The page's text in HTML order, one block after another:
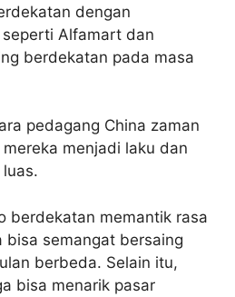
dengan
Alfamart dan
berdekatan pada masa
pedagang China zaman
menjadi laku dan
berdekatan memantik rasa
bisa semangat bersaing
berbeda. Selain itu,
bisa menarik pasar